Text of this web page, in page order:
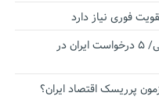
فوری نیاز دارد
اقتدار ناوگروه ۱۰۳ در مأموریت‌ اقیانوسی/ ۵ درخواست ایران در
پرریسک اقتصاد ایران؟